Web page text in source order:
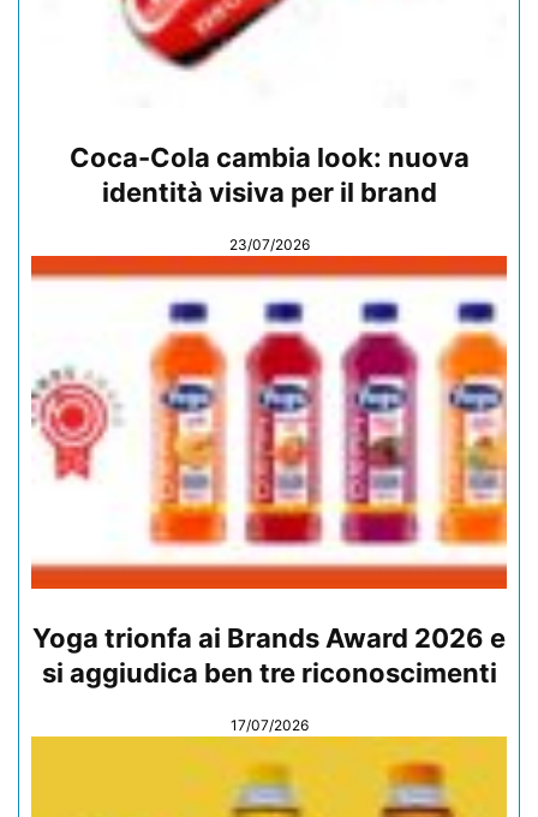
Coca-Cola cambia look: nuova
identità visiva per il brand
23/07/2026
Yoga trionfa ai Brands Award 2026 e
si aggiudica ben tre riconoscimenti
17/07/2026